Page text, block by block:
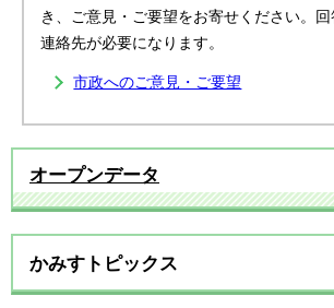
き、ご意見・ご要望をお寄せください。回
連絡先が必要になります。
市政へのご意見・ご要望
オープンデータ
かみすトピックス